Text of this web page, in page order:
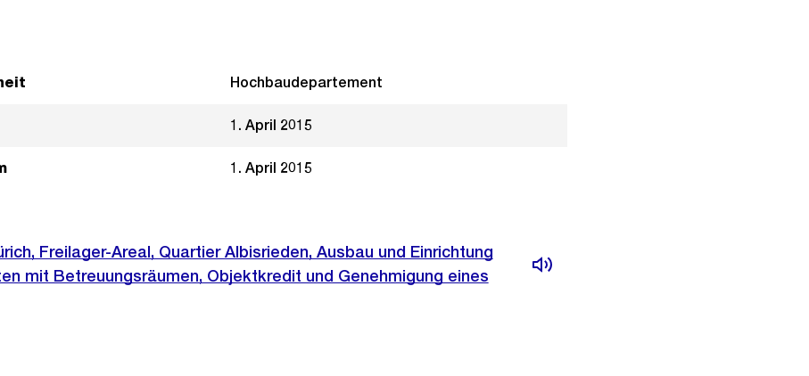
Hochbaudepartement
1. April 2015
1. April 2015
Freilager-Areal, Quartier Albisrieden, Ausbau und Einrichtung
mit Betreuungsräumen, Objektkredit und Genehmigung eines